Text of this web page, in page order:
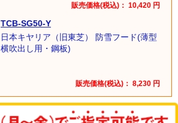
販売価格(税込)： 10,420 円
TCB-SG50-Y
日本キヤリア（旧東芝） 防雪フード(薄型
横吹出し用・鋼板)
販売価格(税込)： 8,230 円